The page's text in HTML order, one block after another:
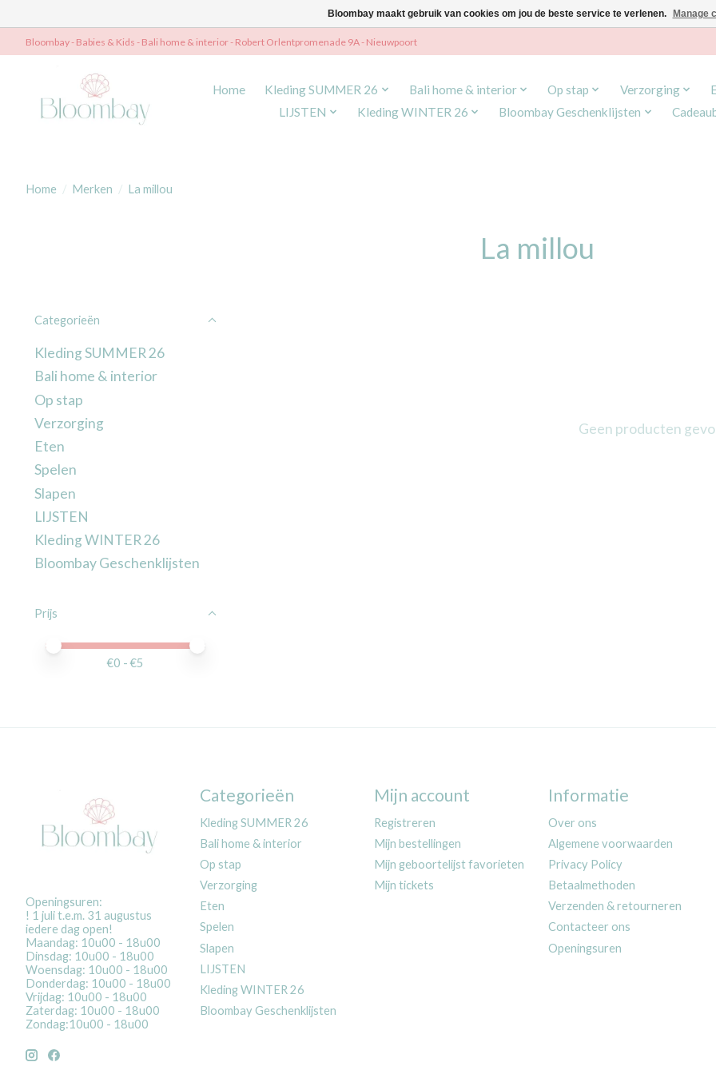
Bloombay - Babies & Kids - Bali home & interior - Robert Orlentpromenade 9A - Nieuwpoort
Home Kleding SUMMER 26 Bali home & interior Op stap Verzorging
LIJSTEN
Kleding WINTER 26 Bloombay Geschenklijsten
Home / Merken / La millou
La millou
Categorieën
Kleding SUMMER 26
Bali home & interior
Op stap
Verzorging
Eten
Spelen
Slapen
LIJSTEN
Kleding WINTER 26
Bloombay Geschenklijsten
Prijs
Minimale prijswaarde
Price maximum value
€0 - €5
Geen producten
Openingsuren:
! 1 juli t.e.m. 31 augustus
iedere dag open!
Maandag: 10u00 - 18u00
Dinsdag: 10u00 - 18u00
Woensdag: 10u00 - 18u00
Donderdag: 10u00 - 18u00
Vrijdag: 10u00 - 18u00
Zaterdag: 10u00 - 18u00
Zondag:10u00 - 18u00
Categorieën
Kleding SUMMER 26
Bali home & interior
Op stap
Verzorging
Eten
Spelen
Slapen
LIJSTEN
Kleding WINTER 26
Bloombay Geschenklijsten
Mijn account
Registreren
Mijn bestellingen
Mijn geboortelijst favorieten
Mijn tickets
Informatie
Over ons
Algemene voorwaarden
Privacy Policy
Betaalmethoden
Verzenden & retourneren
Contacteer ons
Openingsuren
Bloombay maakt gebruik van cookies om jou de beste service te verlenen. Manage